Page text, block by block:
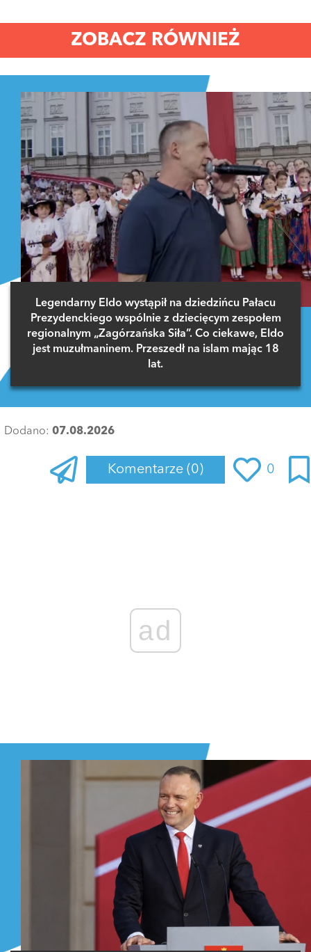
ZOBACZ RÓWNIEŻ
Legendarny Eldo wystąpił na dziedzińcu Pałacu
Prezydenckiego wspólnie z dziecięcym zespołem
regionalnym „Zagórzańska Siła”. Co ciekawe, Eldo
jest muzułmaninem. Przeszedł na islam mając 18
lat.
Dodano: 07.08.2026
Komentarze (0) 0
ad